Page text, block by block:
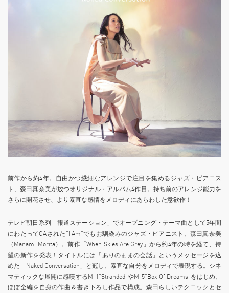
前作から約4年。自由かつ繊細なアレンジで注目を集めるジャズ・ピアニス
ト、森田真奈美が放つオリジナル・アルバム4作目。持ち前のアレンジ能力を
さらに開花させ、より素直な感情をメロディにあらわした意欲作！
テレビ朝日系列「報道ステーション」でオープニング・テーマ曲として5年間
にわたってOAされた“I Am”でもお馴染みのジャズ・ピアニスト、森田真奈美
（Manami Morita）。前作「When Skies Are Grey」から約4年の時を経て、待
望の新作を発表！タイトルには「ありのままの会話」というメッセージを込
めた「Naked Conversation」と冠し、素直な自分をメロディで表現する。シネ
マティックな展開に感嘆するM-1”Stranded”やM-5“Box Of Dreams”をはじめ、
ほぼ全編を自身の作曲＆書き下ろし作品で構成。森田らしいテクニックとセ